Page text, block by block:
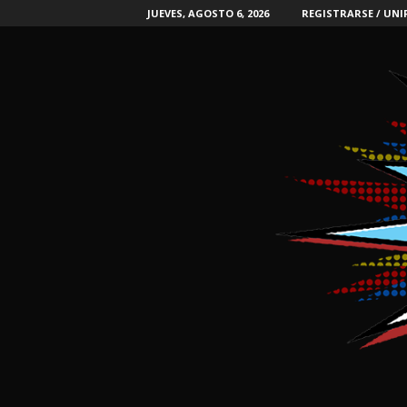
JUEVES, AGOSTO 6, 2026 REGISTRARSE /